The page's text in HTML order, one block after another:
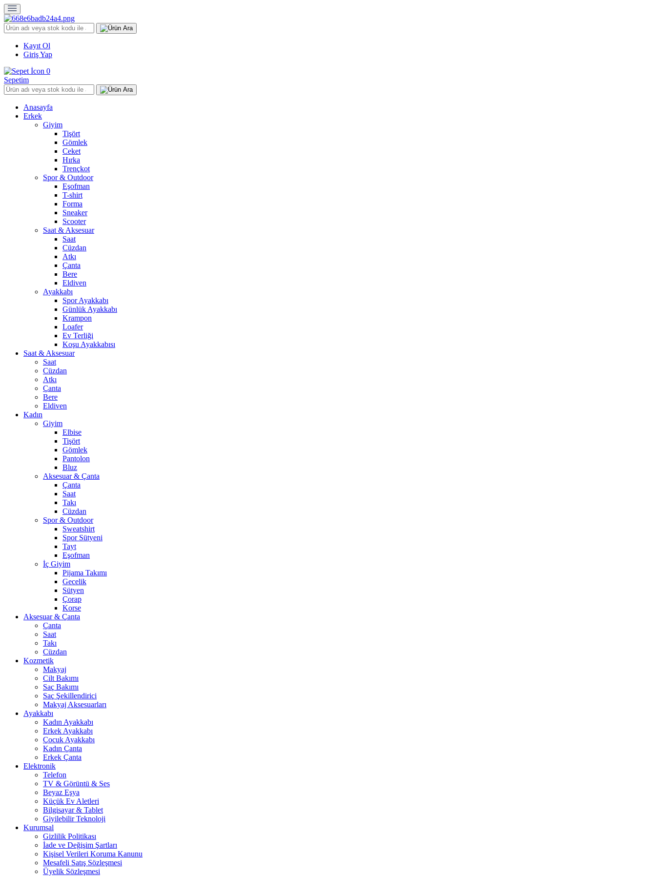
Kayıt Ol
Giriş Yap
0
Sepetim
Anasayfa
Erkek
Giyim
Tişört
Gömlek
Ceket
Hırka
Trençkot
Spor & Outdoor
Eşofman
T-shirt
Forma
Sneaker
Scooter
Saat & Aksesuar
Saat
Cüzdan
Atkı
Çanta
Bere
Eldiven
Ayakkabı
Spor Ayakkabı
Günlük Ayakkabı
Krampon
Loafer
Ev Terliği
Koşu Ayakkabısı
Saat & Aksesuar
Saat
Cüzdan
Atkı
Çanta
Bere
Eldiven
Kadın
Giyim
Elbise
Tişört
Gömlek
Pantolon
Bluz
Aksesuar & Çanta
Çanta
Saat
Takı
Cüzdan
Spor & Outdoor
Sweatshirt
Spor Sütyeni
Tayt
Eşofman
İç Giyim
Pijama Takımı
Gecelik
Sütyen
Çorap
Korse
Aksesuar & Çanta
Çanta
Saat
Takı
Cüzdan
Kozmetik
Makyaj
Cilt Bakımı
Saç Bakımı
Saç Şekillendirici
Makyaj Aksesuarları
Ayakkabı
Kadın Ayakkabı
Erkek Ayakkabı
Çocuk Ayakkabı
Kadın Çanta
Erkek Çanta
Elektronik
Telefon
TV & Görüntü & Ses
Beyaz Eşya
Küçük Ev Aletleri
Bilgisayar & Tablet
Giyilebilir Teknoloji
Kurumsal
Gizlilik Politikası
İade ve Değişim Şartları
Kişisel Verileri Koruma Kanunu
Mesafeli Satış Sözleşmesi
Üyelik Sözleşmesi